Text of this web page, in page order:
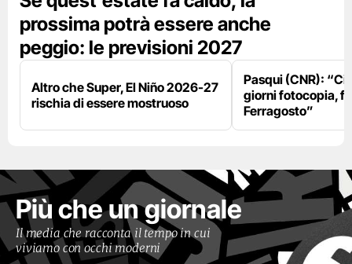
prossima potrà essere anche
peggio: le previsioni 2027
Altro che Super, El Niño 2026-27
rischia di essere mostruoso
Pasqui (CNR):
giorni fotocopia,
Ferragosto”
Più che un giornale
Il media che racconta il tempo in cui
viviamo con occhi moderni